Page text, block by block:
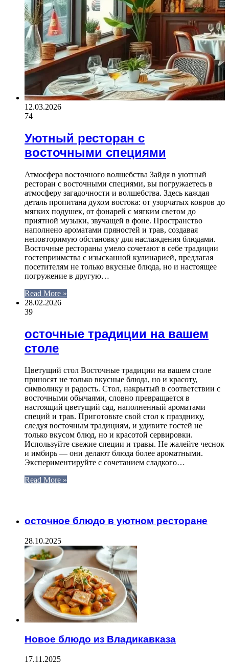
12.03.2026
74
Уютный ресторан с
восточными специями
Атмосфера восточного волшебства Зайдя в уютный
ресторан с восточными специями, вы погружаетесь в
атмосферу загадочности и волшебства. Здесь каждая
деталь пропитана духом востока: от узорчатых ковров до
мягких подушек, от фонарей с мягким светом до
приятной музыки, звучащей в фоне. Пространство
наполнено ароматами пряностей и трав, создавая
неповторимую обстановку для наслаждения блюдами.
Восточные рестораны умело сочетают в себе традиции
гостеприимства с изысканной кулинарией, предлагая
посетителям не только вкусные блюда, но и настоящее
погружение в другую…
Read More »
28.02.2026
39
осточные традиции на вашем
столе
Цветущий стол Восточные традиции на вашем столе
приносят не только вкусные блюда, но и красоту,
символику и радость. Стол, накрытый в соответствии с
восточными обычаями, словно превращается в
настоящий цветущий сад, наполненный ароматами
специй и трав. Приготовьте свой стол к празднику,
следуя восточным традициям, и удивите гостей не
только вкусом блюд, но и красотой сервировки.
Используйте свежие специи и травы. Не жалейте чеснок
и имбирь — они делают блюда более ароматными.
Экспериментируйте с сочетанием сладкого…
Read More »
осточное блюдо в уютном ресторане
28.10.2025
Новое блюдо из Владикавказа
17.11.2025